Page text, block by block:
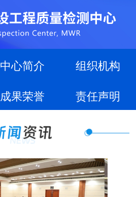
中心简介
组织机构
成果荣誉 责任声明